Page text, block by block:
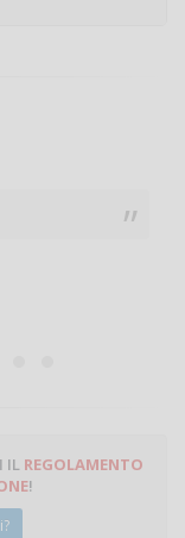
a
IL REGOLAMENTO
!